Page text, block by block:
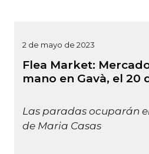
2 de mayo de 2023
Flea Market:
mano en Gavà, el 20
Las paradas ocuparán
de Maria Casas